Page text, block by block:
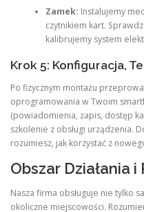
Zamek: Instalujemy
czytnikiem kart.
kalibrujemy system
Krok 5: Konfiguracja,
Po fizycznym montażu
oprogramowania w Twoim
(powiadomienia, zapis, dostęp
szkolenie z obsługi urządzenia.
rozumiesz, jak korzystać z
Obszar Działania
Nasza firma obsługuje nie tylko
okoliczne miejscowości.